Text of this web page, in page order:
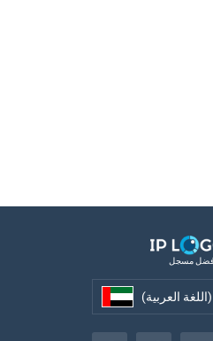
(اللغة العربية)
(اللغة العربية)